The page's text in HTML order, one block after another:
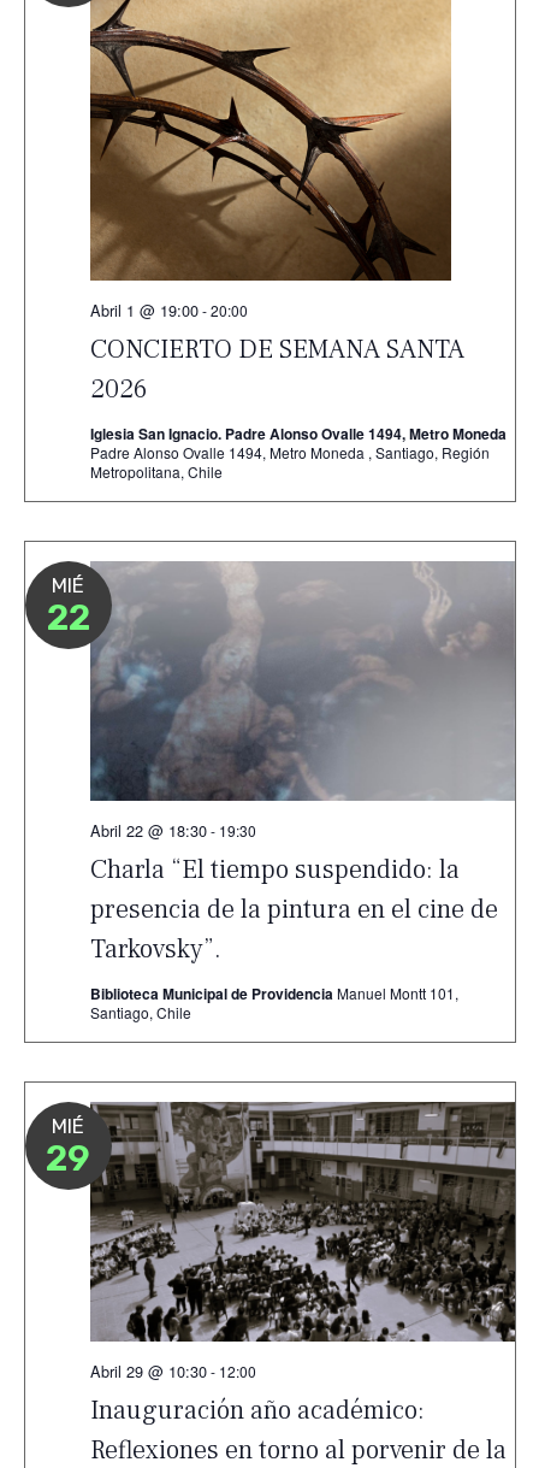
CONCIERTO DE SEMANA SANTA
2026
Abril 1 @ 19:00-20:00
Iglesia San Ignacio. Padre Alonso Ovalle 1494, Metro Moneda
Padre Alonso Ovalle 1494, Metro Moneda , Santiago, Región
Metropolitana, Chile
MIÉ
22
Charla “El tiempo suspendido: la
presencia de la pintura en el cine de
Tarkovsky”.
Abril 22 @ 18:30- 19:30
Biblioteca Municipal de ProvidenciaManuel Montt 101,
Santiago, Chile
MIÉ
29
Inauguración año académico:
Reflexiones en torno al porvenir de la
Abril 29 @ 10:30- 12:00